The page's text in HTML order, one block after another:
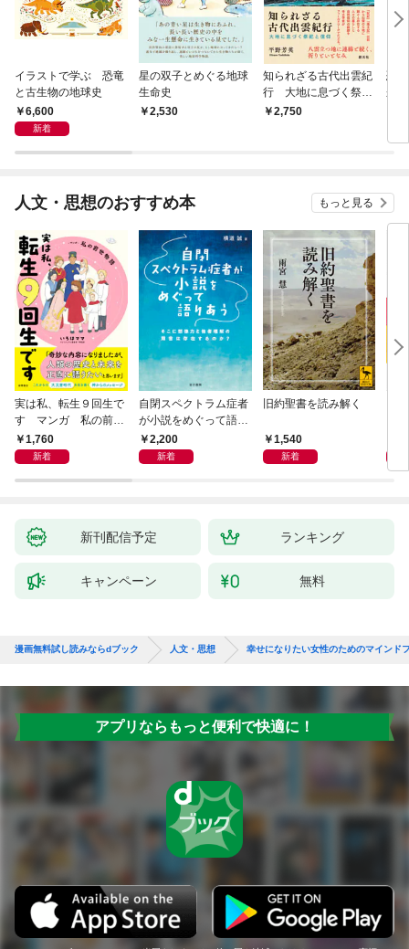
イラストで学ぶ 恐竜
と古生物の地球史
6,600
新着
星の双子とめぐる地球
生命史
2,530
知られざる古代出雲紀
行 大地に息づく祭祀
と信仰
2,750
恐
来
人文・思想のおすすめ本 もっと見る
実は私、転生９回生で
す マンガ 私の前世
物語1,760
新着
自閉スペクトラム症者
が小説をめぐって語り
あう2,200
新着
旧約聖書を読み解く
1,540
新着
新刊配信予定 ランキング
キャンペーン 無料
漫画無料試し読みならdブック 人文・思想 幸せになりたい女性のためのマインド
アプリならもっと便利で快適に！